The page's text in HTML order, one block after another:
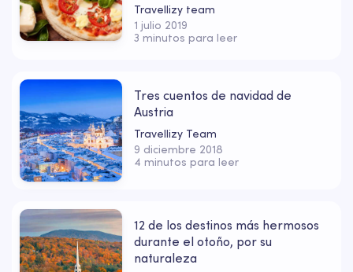
Travellizy team
1 julio 2019
3 minutos para leer
Tres cuentos de navidad de
Austria
Travellizy Team
9 diciembre 2018
4 minutos para leer
12 de los destinos más hermosos
durante el otoño, por su
naturaleza